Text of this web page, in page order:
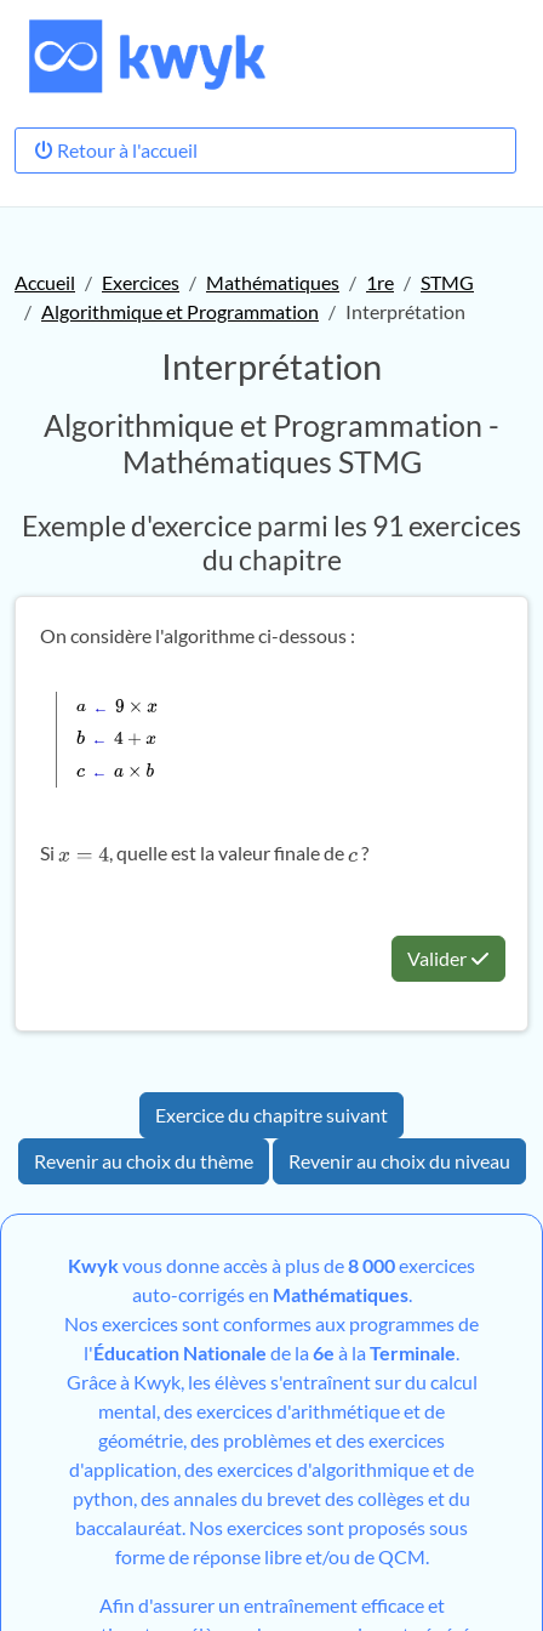
Retour à l'accueil
Accueil Exercices Mathématiques 1re
STMG
Algorithmique et Programmation
Interprétation
Interprétation
Algorithmique et Programmation -
Mathématiques STMG
Exemple d'exercice parmi les 91 exercices
du chapitre
On considère l'algorithme ci-dessous :
a ←9 ×x
b← 4+x
c← a×b
Si x=4 , quelle est la valeur finale dec?
Valider
Exercice du chapitre suivant
Revenir au choix du thème
Revenir au choix du niveau
Kwykvous donne accès à plus de8 000exercices
auto-corrigés en Mathématiques.
Nos exercices sont conformes aux programmes de
l'Éducation Nationale de la 6e à la Terminale.
Grâce à Kwyk, les élèves s'entraînent sur du calcul
mental, des exercices d'arithmétique et de
géométrie, des problèmes et des exercices
d'application, des exercices d'algorithmique et de
python, des annales du brevet des collèges et du
baccalauréat. Nos exercices sont proposés sous
forme de réponse libre et/ou de QCM.
Afin d'assurer un entraînement efficace et